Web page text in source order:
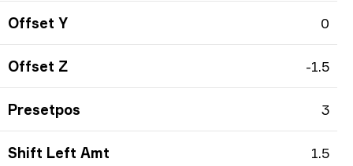
Offset Y 0
Offset Z -1.5
Presetpos 3
Shift Left Amt 1.5